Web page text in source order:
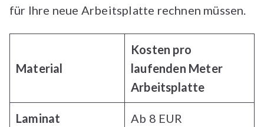
für Ihre neue Arbeitsplatte rechnen müssen.
Material
Kosten pro
laufenden Meter
Arbeitsplatte
Laminat Ab 8 EUR